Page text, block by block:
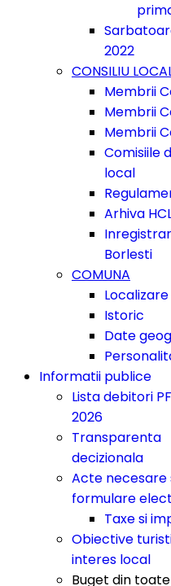
2022
CONSILIU
Membrii
Membrii
Membrii
Comisiile
local
Arhiva
Borlesti
COMUNA
Localizare
Istoric
Date
Informatii publice
Lista debitori
2026
Transparenta
decizionala
Acte necesare
formulare
Taxe si
Obiective
interes local
Buget din